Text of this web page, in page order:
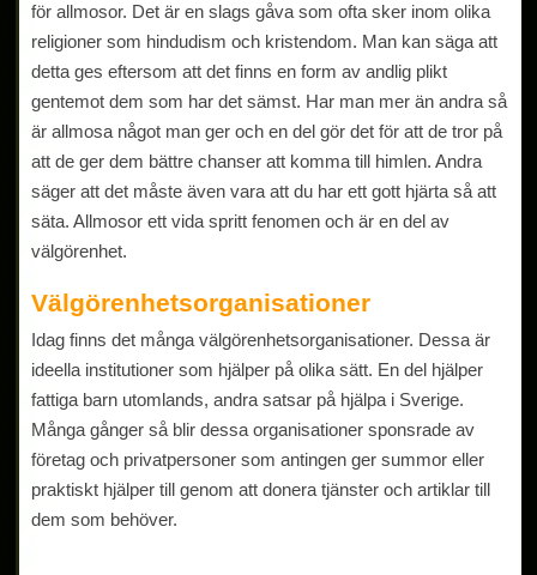
för allmosor. Det är en slags gåva som ofta sker inom olika
religioner som hindudism och kristendom. Man kan säga att
detta ges eftersom att det finns en form av andlig plikt
gentemot dem som har det sämst. Har man mer än andra så
är allmosa något man ger och en del gör det för att de tror på
att de ger dem bättre chanser att komma till himlen. Andra
säger att det måste även vara att du har ett gott hjärta så att
säta. Allmosor ett vida spritt fenomen och är en del av
välgörenhet.
Välgörenhetsorganisationer
Idag finns det många välgörenhetsorganisationer. Dessa är
ideella institutioner som hjälper på olika sätt. En del hjälper
fattiga barn utomlands, andra satsar på hjälpa i Sverige.
Många gånger så blir dessa organisationer sponsrade av
företag och privatpersoner som antingen ger summor eller
praktiskt hjälper till genom att donera tjänster och artiklar till
dem som behöver.